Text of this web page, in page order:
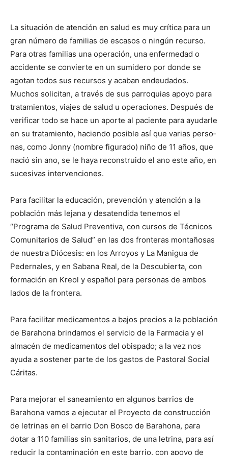
La situación de atención en salud es muy crítica para un
gran número de familias de escasos o ningún re­curso.
Para otras familias una opera­ción, una enfermedad o
accidente se convierte en un sumidero por don­de se
agotan todos sus recursos y acaban endeudados.
Muchos solicitan, a través de sus parroquias apoyo para
tratamientos, viajes de salud u ope­raciones. Después de
verificar todo se hace un aporte al paciente para ayudarle
en su tratamiento, ha­ciendo posible así que varias perso­
nas, como Jonny (nombre figurado) niño de 11 años, que
nació sin ano, se le haya reconstruido el ano este año, en
sucesivas intervenciones.
Para facilitar la educación, prevención y atención a la
población más lejana y desatendida tenemos el
“Programa de Salud Preventiva, con cursos de Técnicos
Comunitarios de Salud” en las dos fronteras monta­ñosas
de nuestra Diócesis: en los Arroyos y La Manigua de
Peder­na­les, y en Sabana Real, de la Descu­bierta, con
formación en Kreol y español para personas de ambos
lados de la frontera.
Para facilitar medicamentos a bajos precios a la población
de Bara­hona brindamos el servicio de la Farmacia y el
almacén de medicamentos del obispado; a la vez nos
ayuda a sostener parte de los gastos de Pastoral Social
Cáritas.
Para mejorar el saneamiento en algunos barrios de
Barahona vamos a ejecutar el Proyecto de construcción
de letrinas en el barrio Don Bosco de Barahona, para
dotar a 110 fami­lias sin sanitarios, de una letrina, para así
reducir la contaminación en este barrio, con apoyo de